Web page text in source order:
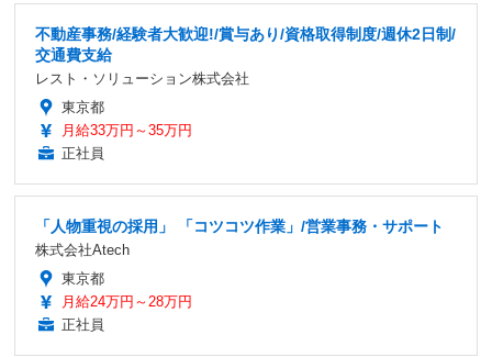
不動産事務/経験者大歓迎!/賞与あり/資格取得制度/週休2日制/
交通費支給
レスト・ソリューション株式会社
東京都
月給33万円～35万円
正社員
「人物重視の採用」 「コツコツ作業」/営業事務・サポート
株式会社Atech
東京都
月給24万円～28万円
正社員